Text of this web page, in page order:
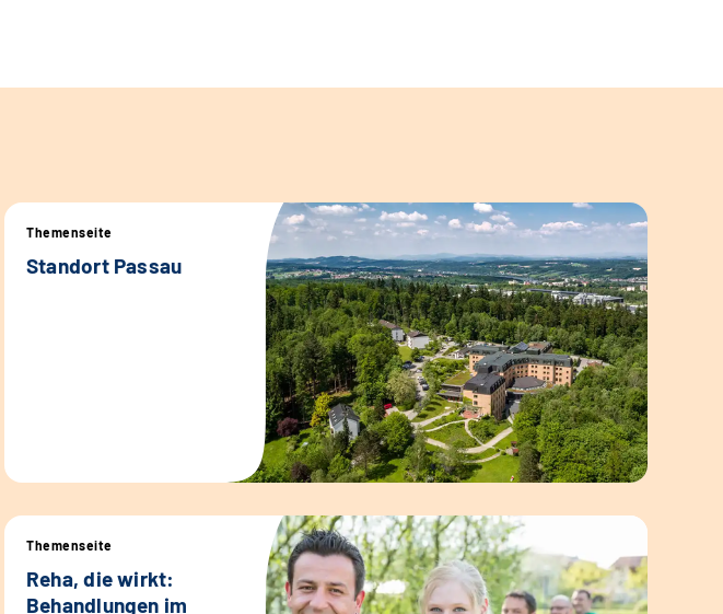
Themenseite
Standort Passau
Themenseite
Reha, die wirkt:
Behandlungen im